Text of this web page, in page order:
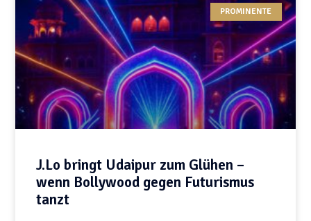
PROMINENTE
J.Lo bringt Udaipur zum Glühen –
wenn Bollywood gegen Futurismus
tanzt